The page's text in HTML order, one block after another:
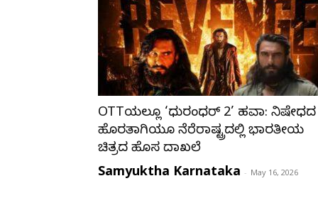
OTTಯಲ್ಲೂ ‘ಧುರಂಧರ್ 2’ ಹವಾ: ನಿಷೇಧದ
ಹೊರತಾಗಿಯೂ ನೆರೆರಾಷ್ಟ್ರದಲ್ಲಿ ಭಾರತೀಯ
ಚಿತ್ರದ ಹೊಸ ದಾಖಲೆ
Samyuktha Karnataka - May 16, 2026